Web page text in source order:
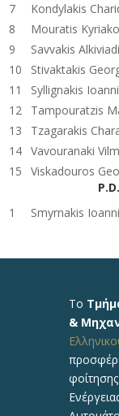
7
Kondylakis
8
Mouratis
9
Savvakis
10
Stivaktakis
11
Syllignakis
12
Tampouratzis
13
Tzagarakis
14 Vavouranaki
15
Viskadouros
1
Smyrnakis
Το
&